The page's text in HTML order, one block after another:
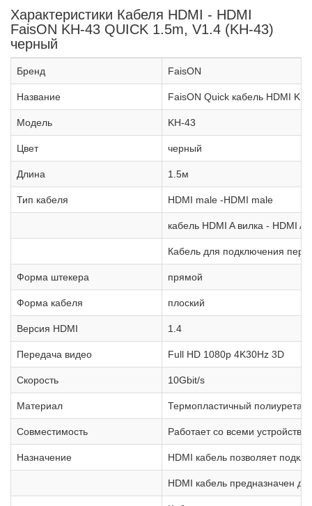
Характеристики Кабеля HDMI - HDMI
FaisON KH-43 QUICK 1.5m, V1.4 (KH-43)
черный
Бренд FaisON
Название FaisON Quick кабель HDMI
Модель KH-43
Цвет черный
Длина 1.5м
Тип кабеля HDMI male -HDMI male
кабель HDMI A вилка - HDMI A
Кабель для подключения
Форма штекера прямой
Форма кабеля плоский
Версия HDMI 1.4
Передача видео Full HD 1080p 4K30Hz 3D
Скорость 10Gbit/s
Материал Термопластичный
Совместимость Работает со всеми
Назначение HDMI кабель позволяет
HDMI кабель предназначен